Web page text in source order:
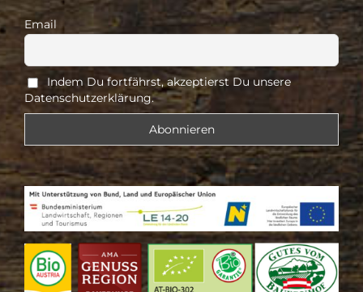
Email
Indem Du fortfährst, akzeptierst Du unsere
Datenschutzerklärung.